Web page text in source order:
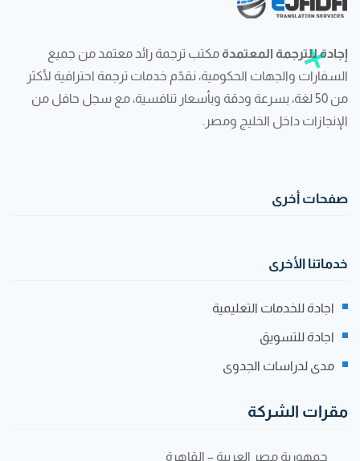
إجادة للترجمة المعتمدة مكتب ترجمة رائد معتمد من جميع
السفارات والجهات الحكومية، نقدّم خدمات ترجمة احترافية لأكثر
من 50 لغة، بسرعة ودقة وبأسعار تنافسية، مع سجل حافل من
الإنجازات داخل الخليج ومصر.
صفحات أخرى
خدماتنا الأخرى
اجادة للخدمات التعليمية
اجادة للتسويق
مدى لدراسات الجدوى
مقرات الشركة
جمهورية مصر العربية – القاهرة